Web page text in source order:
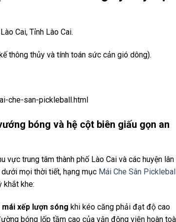
Cai, Tỉnh Lào Cai.
thông thủy và tính toán sức cản gió dông).
che-san-pickleball.html
bóng và hệ cột biên giấu gọn an
vực trung tâm thành phố Lào Cai và các huyện lân
dưới mọi thời tiết, hạng mục Mái Che Sân
khắt khe:
mái xếp lượn sóng khi kéo căng phải đạt độ cao
bóng lốp tầm cao của vận động viên hoàn